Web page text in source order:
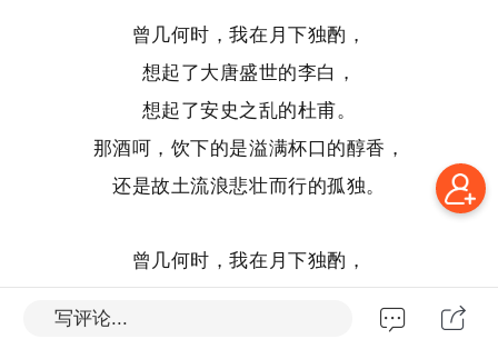
曾几何时，我在月下独酌，
想起了大唐盛世的李白，
想起了安史之乱的杜甫。
那酒呵，饮下的是溢满杯口的醇香，
还是故土流浪悲壮而行的孤独。
曾几何时，我在月下独酌，
千山之谷的回声叩响了千门万户。
写评论...